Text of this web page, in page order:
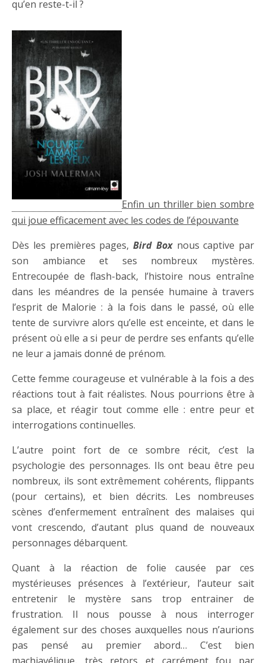
qu’en reste-t-il ?
Enfin un thriller bien sombre
qui joue efficacement avec les codes de l’épouvante
Dès les premières pages, Bird Boxnous captive par
son ambiance et ses nombreux mystères.
Entrecoupée de flash-back, l’histoire nous entraîne
dans les méandres de la pensée humaine à travers
l’esprit de Malorie : à la fois dans le passé, où elle
tente de survivre alors qu’elle est enceinte, et dans le
présent où elle a si peur de perdre ses enfants qu’elle
ne leur a jamais donné de prénom.
Cette femme courageuse et vulnérable à la fois a des
réactions tout à fait réalistes. Nous pourrions être à
sa place, et réagir tout comme elle : entre peur et
interrogations continuelles.
L’autre point fort de ce sombre récit, c’est la
psychologie des personnages. Ils ont beau être peu
nombreux, ils sont extrêmement cohérents, flippants
(pour certains), et bien décrits. Les nombreuses
scènes d’enfermement entraînent des malaises qui
vont crescendo, d’autant plus quand de nouveaux
personnages débarquent.
Quant à la réaction de folie causée par ces
mystérieuses présences à l’extérieur, l’auteur sait
entretenir le mystère sans trop entrainer de
frustration. Il nous pousse à nous interroger
également sur des choses auxquelles nous n’aurions
pas pensé au premier abord… C’est bien
machiavélique, très retors et carrément fou par